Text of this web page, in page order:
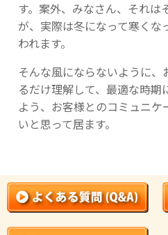
す。案外、みなさん、それは
が、実際は冬になって寒くな
われます。
そんな風にならないように、
るだけ理解して、最適な時期
よう、お客様とのコミュニケ
いと思って居ます。